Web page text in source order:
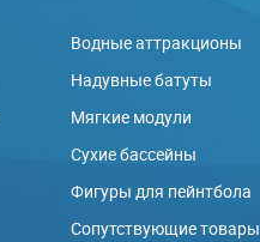
Водные аттракционы
Надувные батуты
Мягкие модули
Сухие бассейны
Фигуры для пейнтбола
Сопутствующие товары